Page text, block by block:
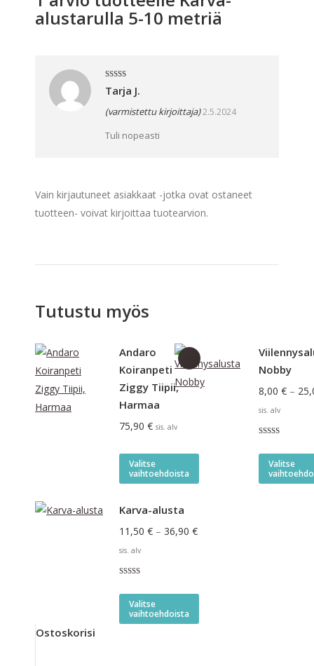
alustarulla 5-10 metriä
Arvostelu
tuotteesta:
Tarja J.
(varmistettu kirjoittaja)2.5.2024
Tuli nopeasti
Vain kirjautuneet asiakkaat -jotka ovat ostaneet
tuotteen- voivat kirjoittaa tuotearvion.
Tutustu myös
Andaro
Koiranpeti
Ziggy Tiipii,
Harmaa
75,90 € sis. alv
Valitse
vaihtoehdoista
tuotteella
sivulla.
Nobby
8,00 € –
sis. alv
5.00/ 5
Valitse
Karva-alusta
11,50 € – 36,90 €Hintaluokka:
sis. alv
4.55/ 5
Valitse
vaihtoehdoista
tuotteella
Ostoskorisi